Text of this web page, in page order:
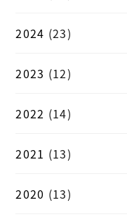
2024 (23)
2023 (12)
2022 (14)
2021 (13)
2020 (13)